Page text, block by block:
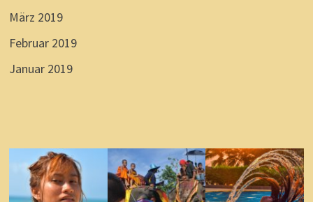
März 2019
Februar 2019
Januar 2019